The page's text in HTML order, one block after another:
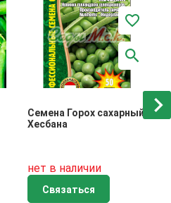
Семена Горох сахарный
Хесбана
нет в наличии
Связаться